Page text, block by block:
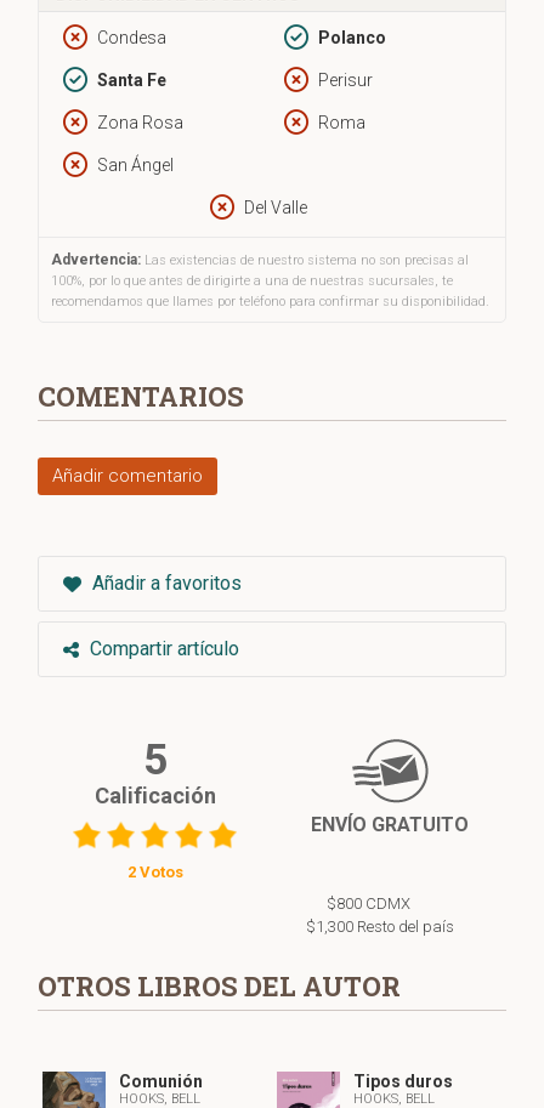
daughter, friend, and lover -- needs to have.
Condesa Polanco
Santa Fe Perisur
Zona Rosa Roma
San Ángel
Del Valle
Advertencia: Las existencias de nuestro sistema no son precisas al
100%, por lo que antes de dirigirte a una de nuestras sucursales, te
recomendamos que llames por teléfono para confirmar su disponibilidad.
COMENTARIOS
Añadir comentario
Añadir a favoritos
Compartir artículo
5
Calificación
2 Votos
ENVÍO GRATUITO
$800 CDMX
$1,300 Resto del país
OTROS LIBROS DEL AUTOR
Comunión
HOOKS, BELL
Tipos duros
HOOKS, BELL